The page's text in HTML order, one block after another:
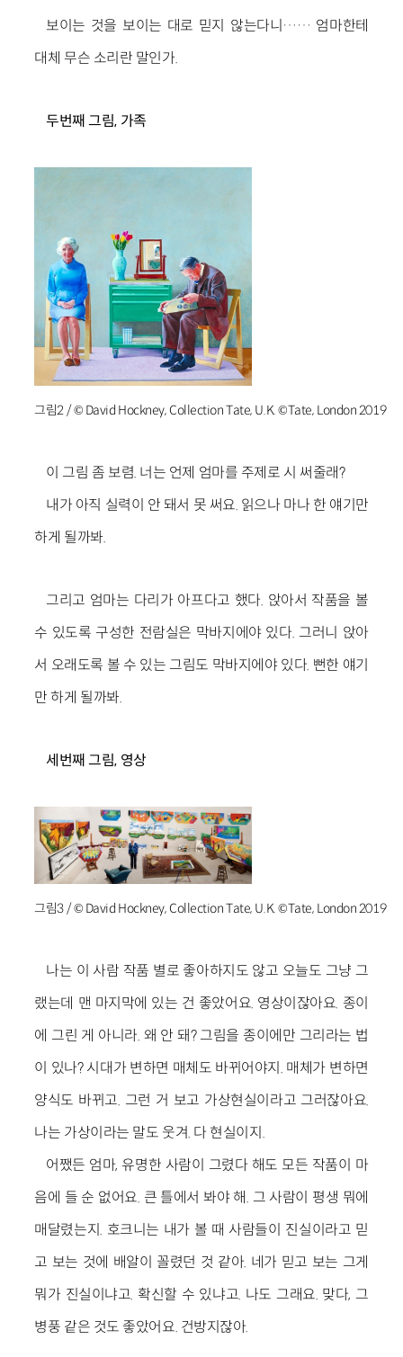
보이는 것을 보이는 대로 믿지 않는다니…… 엄마한테
대체 무슨 소리란 말인가.
두번째 그림, 가족
그림2 / © David Hockney, Collection Tate, U.K. ©Tate, London 2019
이 그림 좀 보렴. 너는 언제 엄마를 주제로 시 써줄래?
내가 아직 실력이 안 돼서 못 써요. 읽으나 마나 한 얘기만
하게 될까봐.
그리고 엄마는 다리가 아프다고 했다. 앉아서 작품을 볼
수 있도록 구성한 전람실은 막바지에야 있다. 그러니 앉아
서 오래도록 볼 수 있는 그림도 막바지에야 있다. 뻔한 얘기
만 하게 될까봐.
세번째 그림, 영상
그림3 / © David Hockney, Collection Tate, U.K. ©Tate, London 2019
나는 이 사람 작품 별로 좋아하지도 않고 오늘도 그냥 그
랬는데 맨 마지막에 있는 건 좋았어요. 영상이잖아요. 종이
에 그린 게 아니라. 왜 안 돼? 그림을 종이에만 그리라는 법
이 있나? 시대가 변하면 매체도 바뀌어야지. 매체가 변하면
양식도 바뀌고. 그런 거 보고 가상현실이라고 그러잖아요.
나는 가상이라는 말도 웃겨. 다 현실이지.
어쨌든 엄마, 유명한 사람이 그렸다 해도 모든 작품이 마
음에 들 순 없어요. 큰 틀에서 봐야 해. 그 사람이 평생 뭐에
매달렸는지. 호크니는 내가 볼 때 사람들이 진실이라고 믿
고 보는 것에 배알이 꼴렸던 것 같아. 네가 믿고 보는 그게
뭐가 진실이냐고. 확신할 수 있냐고. 나도 그래요. 맞다, 그
병풍 같은 것도 좋았어요. 건방지잖아.